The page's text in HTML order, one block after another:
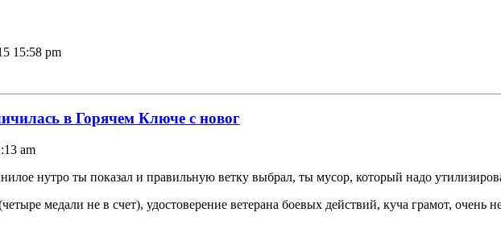
15:58 pm
в Горячем Ключе с новог
am
нутро ты показал и правильную ветку выбрал, ты мусор, который надо
медали не в счет), удостоверение ветерана боевых действий, куча грамот, очень